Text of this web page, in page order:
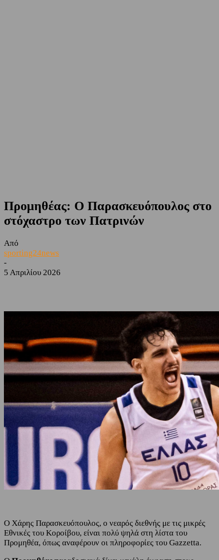
Προμηθέας: Ο Παρασκευόπουλος στο
στόχαστρο των Πατρινών
Από
sporting24news
-
5 Απριλίου 2026
Ο Χάρης Παρασκευόπουλος, ο νεαρός διεθνής με τις μικρές
Εθνικές του Κοροίβου, είναι πολύ ψηλά στη λίστα του
Προμηθέα, όπως αναφέρουν οι πληροφορίες του Gazzetta.